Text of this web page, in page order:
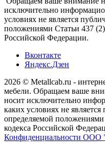
исключительно
условиях не является
положениями Статьи 437 (2)
Российской Федерации.
Вконтакте
Яндекс.Дзен
2026 © Metallcab.ru -
мебели. Обращаем ваше
носит исключительно
каких условиях не
определяемой
кодекса Российской
Конфиденциальности ООО